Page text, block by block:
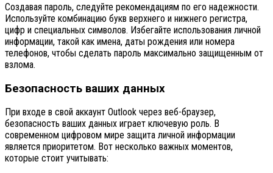
Создавая пароль, следуйте рекомендациям по его надежности.
Используйте комбинацию букв верхнего и нижнего регистра,
цифр и специальных символов. Избегайте использования личной
информации, такой как имена, даты рождения или номера
телефонов, чтобы сделать пароль максимально защищенным от
взлома.
Безопасность ваших данных
При входе в свой аккаунт Outlook через веб-браузер,
безопасность ваших данных играет ключевую роль. В
современном цифровом мире защита личной информации
является приоритетом. Вот несколько важных моментов,
которые стоит учитывать: